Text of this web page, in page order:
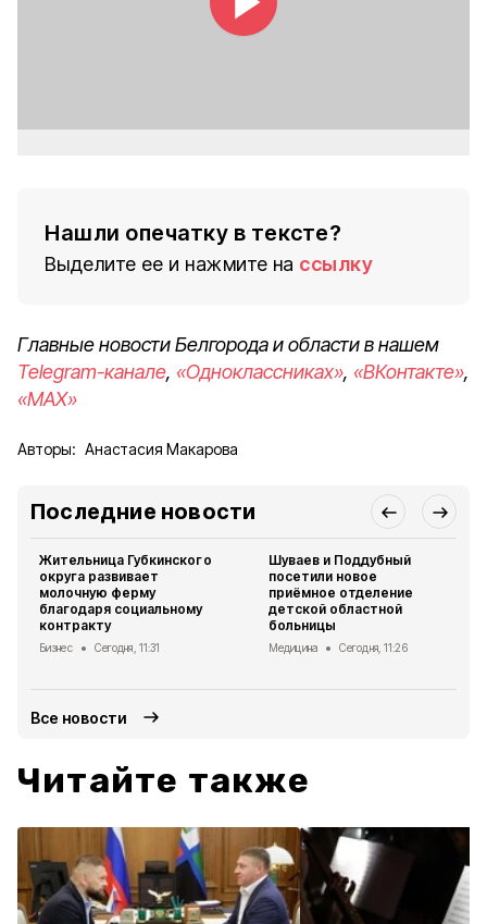
Нашли опечатку в тексте?
Выделите ее и нажмите на ссылку
Главные новости Белгорода и области в нашем
Telegram-канале, «Одноклассниках», «ВКонтакте»,
«MAX»
Авторы: Анастасия Макарова
Последние новости
Жительница Губкинского
округа развивает
молочную ферму
благодаря социальному
контракту
Бизнес Сегодня, 11:31
Шуваев и Поддубный
посетили новое
приёмное отделение
детской областной
больницы
Медицина Сегодня, 11:26
Все новости
Читайте также